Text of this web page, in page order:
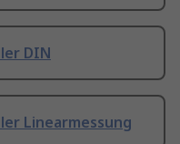
DIN
Linearmessung